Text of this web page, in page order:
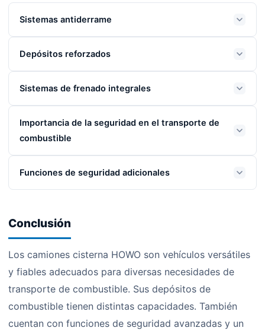
Sistemas antiderrame
Depósitos reforzados
Sistemas de frenado integrales
Importancia de la seguridad en el transporte de
combustible
Funciones de seguridad adicionales
Conclusión
Los camiones cisterna HOWO son vehículos versátiles
y fiables adecuados para diversas necesidades de
transporte de combustible. Sus depósitos de
combustible tienen distintas capacidades. También
cuentan con funciones de seguridad avanzadas y un